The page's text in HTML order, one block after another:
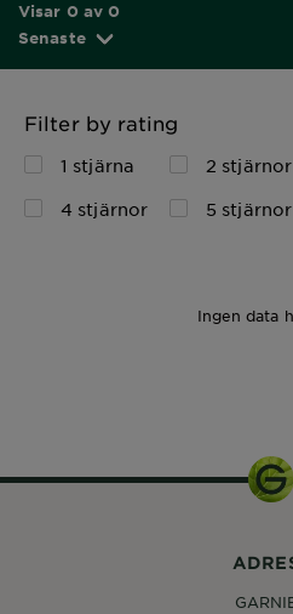
Visar 0 av 0
Senaste
Filter by rating
1 stjärna 2 stjärnor
4 stjärnor
5 stjärnor
Ingen data